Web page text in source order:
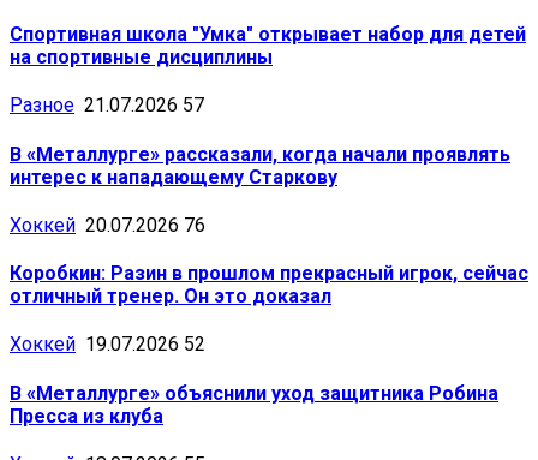
Спортивная школа "Умка" открывает набор для детей
на спортивные дисциплины
Разное 21.07.2026 57
В «Металлурге» рассказали, когда начали проявлять
интерес к нападающему Старкову
Хоккей 20.07.2026 76
Коробкин: Разин в прошлом прекрасный игрок, сейчас
отличный тренер. Он это доказал
Хоккей 19.07.2026 52
В «Металлурге» объяснили уход защитника Робина
Пресса из клуба